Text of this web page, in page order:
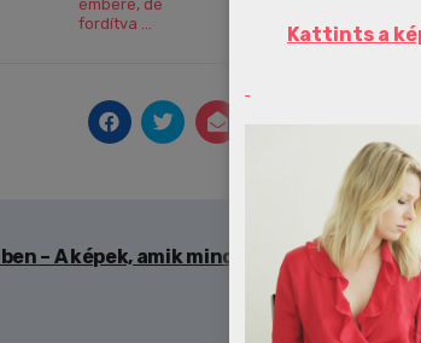
embere, de
fordítva ...
visszaté...
– A képek, amik minden
Kattints a